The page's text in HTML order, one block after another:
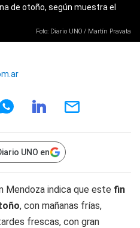
de otoño, según muestra el
Foto: Diario UNO / Martín Pravata
UNO en
Mendoza indica que este fin
, con mañanas frías,
frescas, con gran